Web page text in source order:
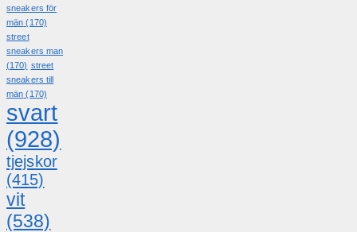
sneakers för
män (170)
street
sneakers man
(170) street
sneakers till
män (170)
svart
(928)
tjejskor
(415)
vit
(538)